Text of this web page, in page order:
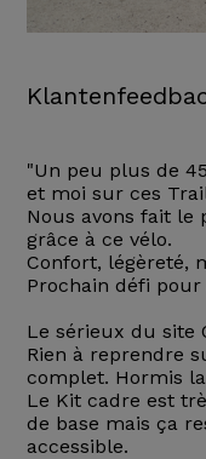
"Un peu plus de
et moi sur ces
Nous avons fait le
grâce à ce vélo.
Confort, légèreté,
Prochain défi
Le sérieux du site
Rien à reprendre
complet. Hormis
Le Kit cadre est
de base mais ça
accessible.